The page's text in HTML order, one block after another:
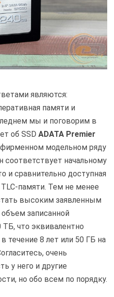
являются:
памяти и
мы и поговорим в
об SSD ADATA Premier
модельном ряду
начальному
и сравнительно доступная
памяти. Тем не менее
высоким заявленным
записанной
что эквивалентно
течение 8 лет или 50 ГБ на
очень
у него и другие
но обо всем по порядку.